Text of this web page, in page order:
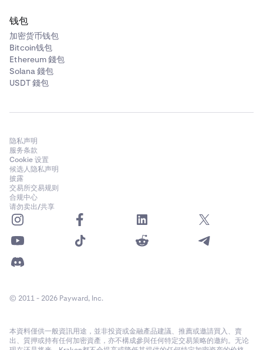
钱包
加密货币钱包
Bitcoin钱包
Ethereum 錢包
Solana 錢包
USDT 錢包
隐私声明
服务条款
Cookie 设置
候选人隐私声明
披露
交易所交易规则
合规中心
请勿卖出/共享
© 2011 - 2026 Payward, Inc.
本資料僅供一般資訊用途，並非投資或金融產品建議、推薦或邀請買入、賣
出、質押或持有任何加密資產，亦不構成參與任何特定交易策略的邀約。无论